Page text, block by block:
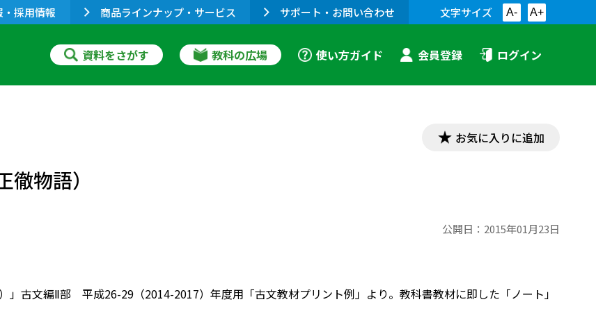
採用情報 商品ラインナップ・サービス サポート・お問い合わせ 文字サイズ A- A+
資料をさがす 教科の広場 使い方ガイド 会員登録 ログイン
お気に入りに追加
物語）
公開日： 2015年01月23日
」古文編Ⅱ部 平成26-29（2014-2017）年度用「古文教材プリント例」より。教科書教材に即した「ノート」